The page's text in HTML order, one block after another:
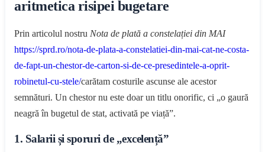
aritmetica risipei bugetare
Prin articolul nostru Nota de plată a constelației din MAI
https://sprd.ro/nota-de-plata-a-constelatiei-din-mai-cat-ne-costa-
de-fapt-un-chestor-de-carton-si-de-ce-presedintele-a-oprit-
robinetul-cu-stele/carătam costurile ascunse ale acestor
semnături. Un chestor nu este doar un titlu onorific, ci „o gaură
neagră în bugetul de stat, activată pe viață”.
1. Salarii și sporuri de „excelență”